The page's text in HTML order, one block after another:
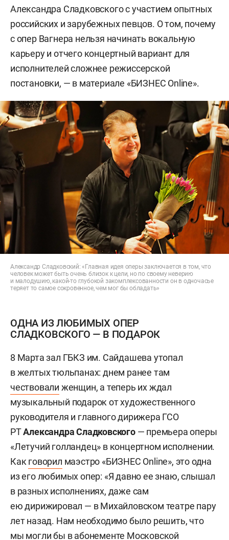
Александра Сладковского с участием опытных
российских и зарубежных певцов. О том, почему
с опер Вагнера нельзя начинать вокальную
карьеру и отчего концертный вариант для
исполнителей сложнее режиссерской
постановки, — в материале «БИЗНЕС Online».
Александр Сладковский: «Главная идея оперы заключается в том, что
человек может быть очень близок к цели, но по своему неверию
и малодушию, какой-то глубокой закомплексованности он в одночасье
теряет то самое сокровенное, чем мог бы обладать»
ОДНА ИЗ ЛЮБИМЫХ ОПЕР
СЛАДКОВСКОГО — В ПОДАРОК
8 Марта зал ГБКЗ им. Сайдашева утопал
в желтых тюльпанах: днем ранее там
чествовали женщин, а теперь их ждал
музыкальный подарок от художественного
руководителя и главного дирижера ГСО
РТАлександра Сладковского — премьера оперы
«Летучий голландец» в концертном исполнении.
Как говорил маэстро «БИЗНЕС Online», это одна
из его любимых опер: «Я давно ее знаю, слышал
в разных исполнениях, даже сам
ею дирижировал — в Михайловском театре пару
лет назад. Нам необходимо было решить, что
мы могли бы в абонементе Московской